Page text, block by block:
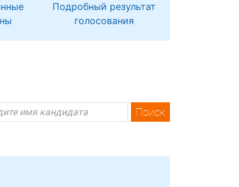
Подробный результат
голосования
Поиск